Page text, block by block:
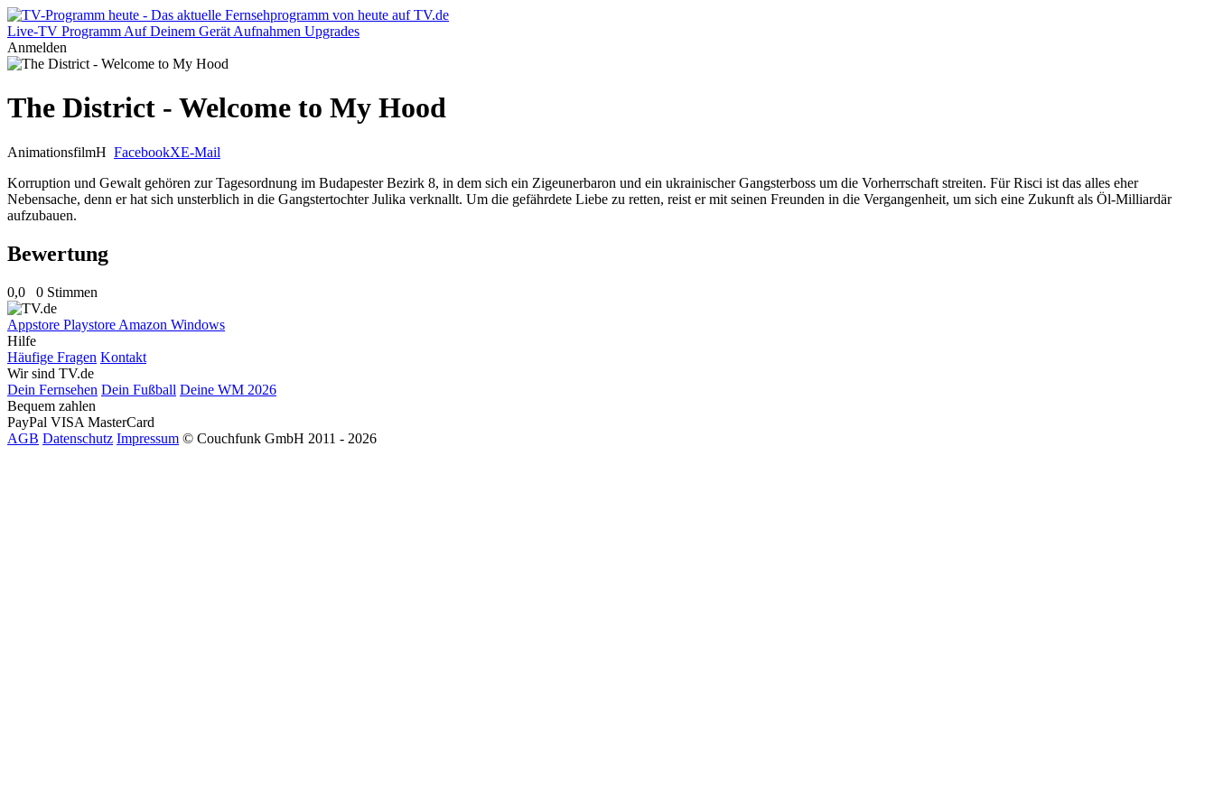
Live-TV Programm Auf Deinem Gerät Aufnahmen Upgrades
Anmelden
The District - Welcome to My Hood
AnimationsfilmH FacebookXE-Mail
Korruption und Gewalt gehören zur Tagesordnung im Budapester Bezirk 8, in dem sich ein Zigeunerbaron und ein ukrainischer Gangsterboss um die Vorherrschaft streiten. Für Risci ist das alles eher
Nebensache, denn er hat sich unsterblich in die Gangstertochter Julika verknallt. Um die gefährdete Liebe zu retten, reist er mit seinen Freunden in die Vergangenheit, um sich eine Zukunft als Öl-Milliardär
aufzubauen.
Bewertung
0,0 0 Stimmen
Appstore Playstore Amazon Windows
Hilfe
Häufige Fragen Kontakt
Wir sind TV.de
Dein Fernsehen Dein Fußball Deine WM 2026
Bequem zahlen
PayPal VISA MasterCard
AGB Datenschutz Impressum © Couchfunk GmbH 2011 - 2026